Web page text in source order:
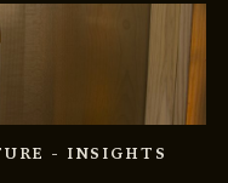
- INSIGHTS